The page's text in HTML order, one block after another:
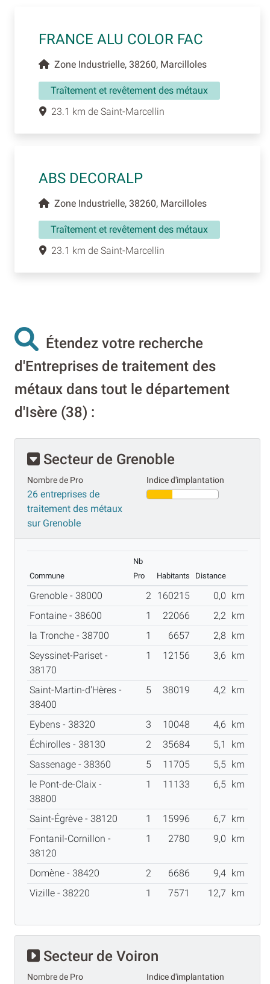
FRANCE ALU COLOR FAC
Zone Industrielle, 38260, Marcilloles
Traîtement et revêtement des métaux
23.1 km de Saint-Marcellin
ABS DECORALP
Zone Industrielle, 38260, Marcilloles
Traîtement et revêtement des métaux
23.1 km de Saint-Marcellin
Étendez votre recherche
d'Entreprises de traitement des
métaux dans tout le département
d'Isère (38) :
Secteur de Grenoble
Nombre de Pro
26 entreprises de
traitement des métaux
sur Grenoble
Indice d'implantation
Commune
Nb
Pro
Habitants Distance
Grenoble - 38000 2 160215 0,0 km
Fontaine - 38600
1 22066 2,2 km
la Tronche - 38700
1 6657 2,8 km
Seyssinet-Pariset -
38170
1 12156 3,6 km
Saint-Martin-d'Hères -
38400
5 38019 4,2 km
Eybens - 38320 3 10048 4,6 km
Échirolles - 38130
2 35684 5,1
km
Sassenage - 38360
5 11705 5,5 km
le Pont-de-Claix -
38800
1 11133 6,5 km
Saint-Égrève - 38120 1 15996 6,7 km
Fontanil-Cornillon -
38120
1 2780 9,0 km
Domène - 38420 2 6686 9,4 km
Vizille - 38220
1 7571 12,7 km
Secteur de Voiron
Nombre de Pro Indice d'implantation